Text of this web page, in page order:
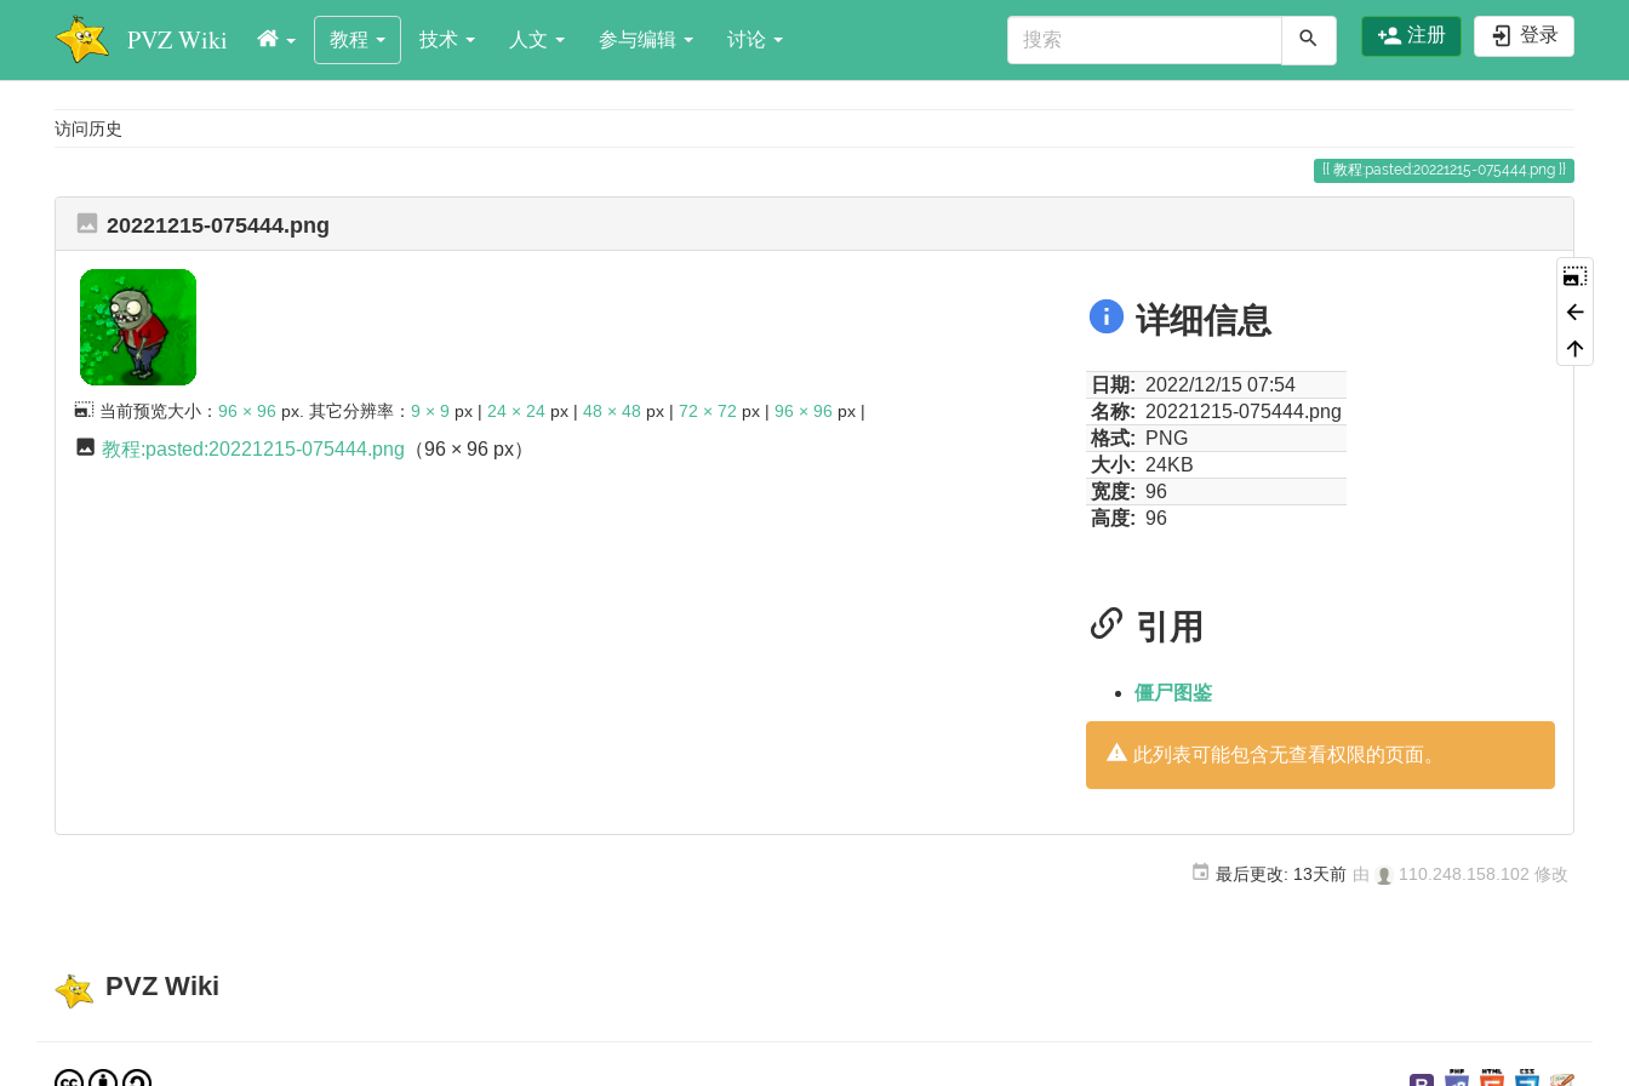
PVZ Wiki 教程 技术 人文 参与编辑 讨论 注册 登录
访问历史
教程:pasted:20221215-075444.png
20221215-075444.png
当前预览大小： 96 × 96 px. 其它分辨率： 9 × 9 px | 24 × 24px | 48 × 48 px | 72 × 72 px | 96 × 96 px |
教程:pasted:20221215-075444.png （96 × 96 px）
详细信息
日期: 2022/12/15 07:54
名称: 20221215-075444.png
格式:
PNG
大小: 24KB
宽度: 96
高度: 96
引用
僵尸图鉴
此列表可能包含无查看权限的页面。
最后更改: 13天前 由 110.248.158.102 修改
PVZ Wiki